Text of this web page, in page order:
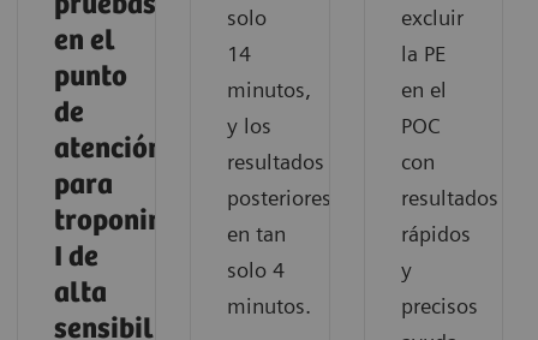
en el
punto
de
atención
para
troponin
I de
alta
sensibilidad
solo
14
minutos,
y los
resultados
posteriores
en tan
solo 4
minutos.
excluir
la PE
en el
POC
con
resultados
rápidos
y
precisos